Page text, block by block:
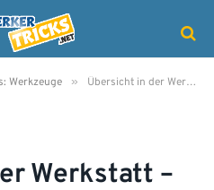
Werkzeuge » Übersicht in der Werkstatt – Ordnung schafft Sicherheit
Werkstatt –